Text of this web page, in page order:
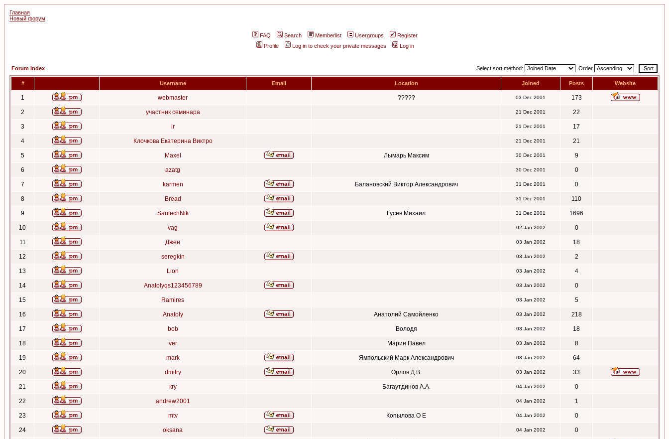
Главная
Новый форум
FAQ Search Memberlist Usergroups
Register
Profile
Log in to check your private messages Log in
Forum Index Select sort method: Order
# Username Email Location Joined Posts Website
1 webmaster ????? 03 Dec 2001 173
2 участник семинара 21 Dec 2001 22
3 ir 21 Dec 2001 17
4 Клочкова Екатерина Виктро 21 Dec 2001 21
5 Maxel Лымарь Максим 30 Dec 2001 9
6 azatg 30 Dec 2001 0
7 karmen Балановский Виктор Александрович 31 Dec 2001 0
8 Bread 31 Dec 2001 110
9 SantechNik Гусев Михаил 31 Dec 2001 1696
10 vag 02 Jan 2002 0
11 Джен 03 Jan 2002 18
12 seregkin 03 Jan 2002 2
13 Lion 03 Jan 2002 4
14 Anatolyqs123456789 03 Jan 2002 0
15 Ramires 03 Jan 2002 5
16 Anatoly Анатолий Самойленко 03 Jan 2002 218
17 bob Володя 03 Jan 2002 18
18 ver Марин Павел 03 Jan 2002 8
19 mark Ямпольский Марк Александрович 03 Jan 2002 64
20 dmitry Орлов Д.В. 03 Jan 2002 33
21 кгу Багаутдинов А.А. 04 Jan 2002 0
22 andrew2001 04 Jan 2002 1
23 mtv Копылова О Е 04 Jan 2002 0
24 oksana 04 Jan 2002 0